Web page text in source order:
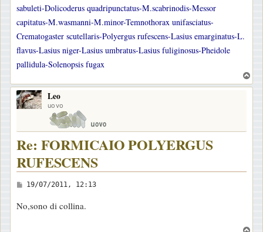
sabuleti-Dolicoderus quadripunctatus-M.scabrinodis-Messor
capitatus-M.wasmanni-M.minor-Temnothorax unifasciatus-
Crematogaster scutellaris-Polyergus rufescens-Lasius emarginatus-L.
flavus-Lasius niger-Lasius umbratus-Lasius fuliginosus-Pheidole
pallidula-Solenopsis fugax
o
Leo
uovo
Re: FORMICAIO POLYERGUS
RUFESCENS
M
s
19/07/2011, 12:13
No,sono di collina.